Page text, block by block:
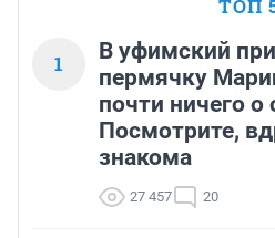
ТОП
1
В уфимский
пермячку
почти ничего о
Посмотрите,
знакома
27 457 20